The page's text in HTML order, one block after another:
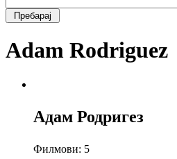
Adam Rodriguez
Адам Родригез
Филмови: 5